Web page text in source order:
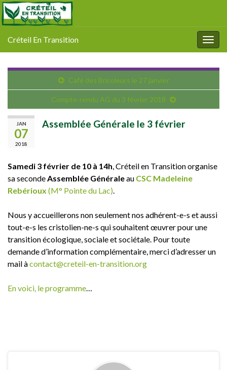
Créteil En Transition
Café des Bricoleurs le 27 janvier
Compte-rendu AG du 3 février 2018
JAN
07
2018
Assemblée Générale le 3 février
Samedi 3 février de 10 à 14h , Créteil en Transition organise
sa seconde Assemblée Généraleau CSC Madeleine
Rebérioux (M° Pointe du Lac)
Nous y accueillerons non seulement nos adhérent-e-s et aussi
tout-e-s les cristolien-ne-s qui souhaitent œuvrer pour une
transition écologique, sociale et sociétale. Pour toute
demande d’information complémentaire, merci d’adresser un
mail àcontact@creteil-en-transition.org
En voici, le programme